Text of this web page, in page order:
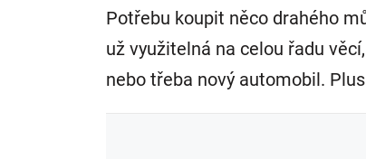
Potřebu koupit něco drahého
už využitelná na celou řadu
nebo třeba nový automobil.